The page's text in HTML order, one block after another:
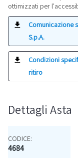
ottimizzati per
Comunicazione
S.p.A.
Condizioni
ritiro
Dettagli Asta
CODICE:
4684